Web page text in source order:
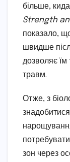
більше,
Strength
показало,
швидше
дозволяє їм
травм.
Отже, з
зон через